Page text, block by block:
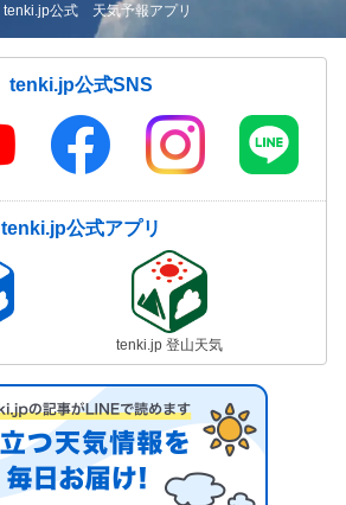
tenki.jp公式 天気予報アプリ
tenki.jp公式SNS
tenki.jp公式アプリ
tenki.jp 登山天気